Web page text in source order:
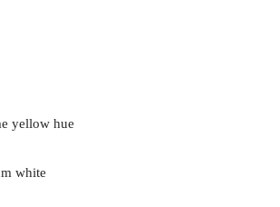
yellow hue
white